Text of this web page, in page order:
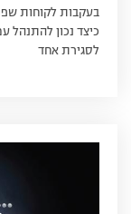
בעקבות לקוחות
לסגירת אחד